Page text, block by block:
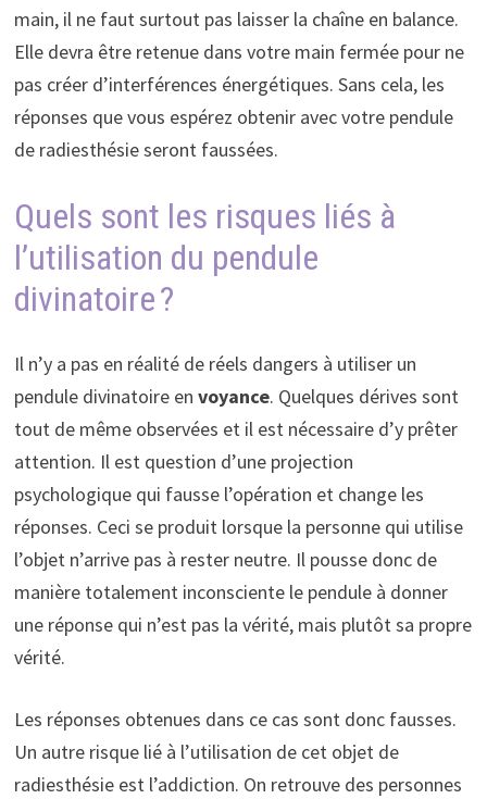
main, il ne faut surtout pas laisser la chaîne en balance.
Elle devra être retenue dans votre main fermée pour ne
pas créer d’interférences énergétiques. Sans cela, les
réponses que vous espérez obtenir avec votre pendule
de radiesthésie seront faussées.
Quels sont les risques liés à
l’utilisation du pendule
divinatoire ?
Il n’y a pas en réalité de réels dangers à utiliser un
pendule divinatoire en voyance. Quelques dérives sont
tout de même observées et il est nécessaire d’y prêter
attention. Il est question d’une projection
psychologique qui fausse l’opération et change les
réponses. Ceci se produit lorsque la personne qui utilise
l’objet n’arrive pas à rester neutre. Il pousse donc de
manière totalement inconsciente le pendule à donner
une réponse qui n’est pas la vérité, mais plutôt sa propre
vérité.
Les réponses obtenues dans ce cas sont donc fausses.
Un autre risque lié à l’utilisation de cet objet de
radiesthésie est l’addiction. On retrouve des personnes